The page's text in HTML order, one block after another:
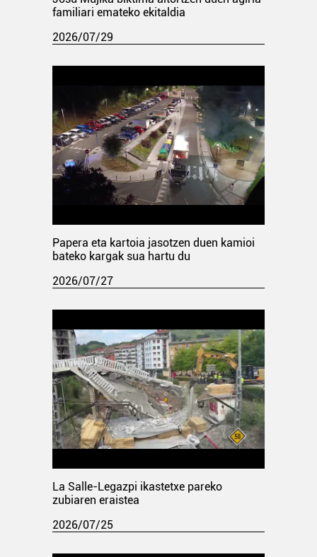
familiari emateko ekitaldia
2026/07/29
Papera eta kartoia jasotzen duen kamioi
bateko kargak sua hartu du
2026/07/27
La Salle-Legazpi ikastetxe pareko
zubiaren eraistea
2026/07/25